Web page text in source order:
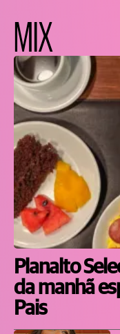
MIX
Planalto
da manhã
Pais